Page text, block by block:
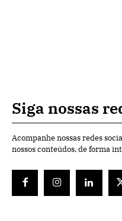
Siga nossas
Acompanhe nossas redes
nossos conteúdos, de forma